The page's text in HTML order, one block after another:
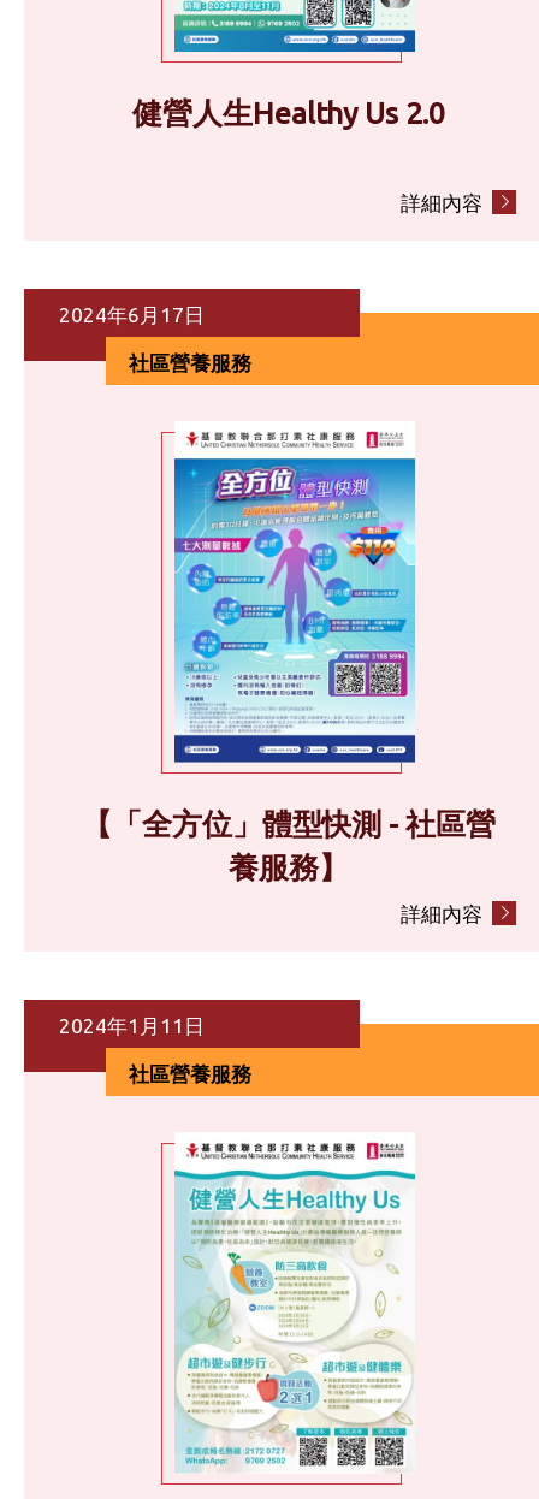
健營人生Healthy Us 2.0
詳細內容
2024年6月17日
社區營養服務
【「全方位」體型快測 - 社區營
養服務】
詳細內容
2024年1月11日
社區營養服務